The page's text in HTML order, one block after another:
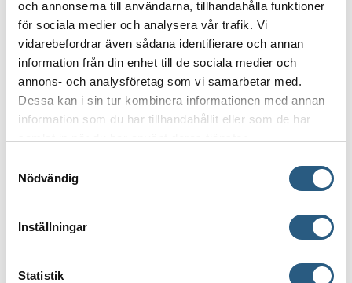
och annonserna till användarna, tillhandahålla funktioner
för sociala medier och analysera vår trafik. Vi
vidarebefordrar även sådana identifierare och annan
information från din enhet till de sociala medier och
annons- och analysföretag som vi samarbetar med.
Dessa kan i sin tur kombinera informationen med annan
information som du har tillhandahållit eller som de har
Nödvändig
Inställningar
Statistik
INSTALLERA VATTENBUREN
GOLVVÄRME SJÄLV?